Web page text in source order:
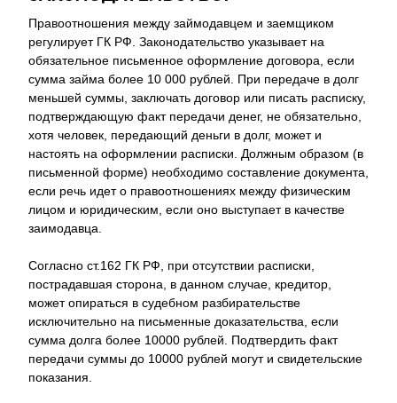
Правоотношения между займодавцем и заемщиком
регулирует ГК РФ. Законодательство указывает на
обязательное письменное оформление договора, если
сумма займа более 10 000 рублей. При передаче в долг
меньшей суммы, заключать договор или писать расписку,
подтверждающую факт передачи денег, не обязательно,
хотя человек, передающий деньги в долг, может и
настоять на оформлении расписки. Должным образом (в
письменной форме) необходимо составление документа,
если речь идет о правоотношениях между физическим
лицом и юридическим, если оно выступает в качестве
заимодавца.
Согласно ст.162 ГК РФ, при отсутствии расписки,
пострадавшая сторона, в данном случае, кредитор,
может опираться в судебном разбирательстве
исключительно на письменные доказательства, если
сумма долга более 10000 рублей. Подтвердить факт
передачи суммы до 10000 рублей могут и свидетельские
показания.